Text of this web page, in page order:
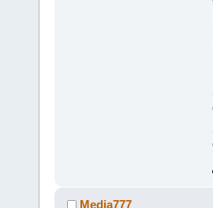
Media777